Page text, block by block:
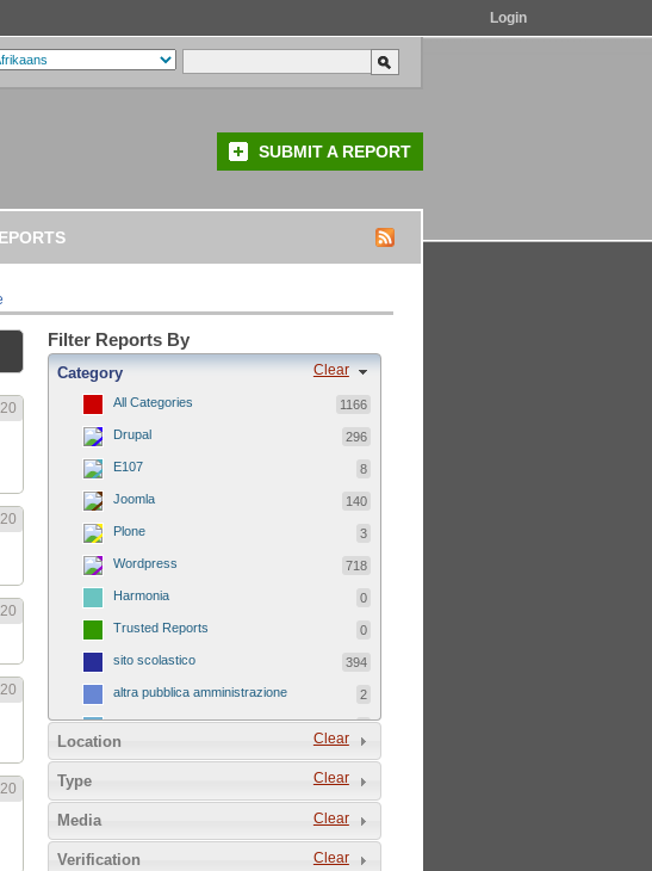
Login
SUBMIT A REPORT
Filter Reports By
Clear
Category
All Categories 1166
Drupal 296
E107 8
Joomla 140
Plone 3
Wordpress 718
Harmonia 0
Trusted Reports 0
sito scolastico 394
altra pubblica amministrazione 2
sito tematico 8
Clear
Location
Clear
Type
Clear
Media
Clear
Verification